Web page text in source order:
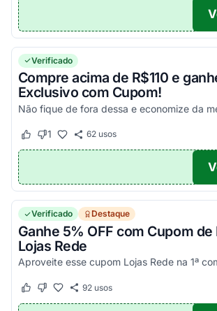
Verificado
Compre acima de R$110 e
Exclusivo com Cupom!
Este cupom funcionou
Este cupom não funcionou
1 62usos
Verificado Destaque
Ganhe 5% OFF com Cupom
Lojas Rede
Este cupom funcionou
Este cupom não funcionou
92usos